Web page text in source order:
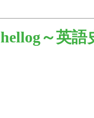
hellog～英語